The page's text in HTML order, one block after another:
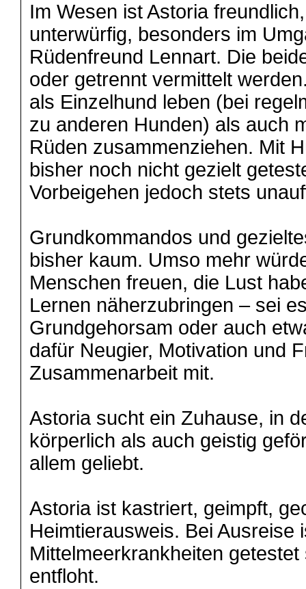
Im Wesen ist Astoria
unterwürfig, besonders im
Rüdenfreund Lennart. Die
oder getrennt vermittelt
als Einzelhund leben (bei
zu anderen Hunden) als auch
Rüden zusammenziehen. Mit
bisher noch nicht gezielt
Vorbeigehen jedoch stets
Grundkommandos und
bisher kaum. Umso mehr
Menschen freuen, die Lust
Lernen näherzubringen – sei
Grundgehorsam oder auch
dafür Neugier, Motivation und
Zusammenarbeit mit.
Astoria sucht ein Zuhause, in
körperlich als auch geistig
allem geliebt.
Astoria ist kastriert, geimpft,
Heimtierausweis. Bei Ausreise
Mittelmeerkrankheiten
entfloht.